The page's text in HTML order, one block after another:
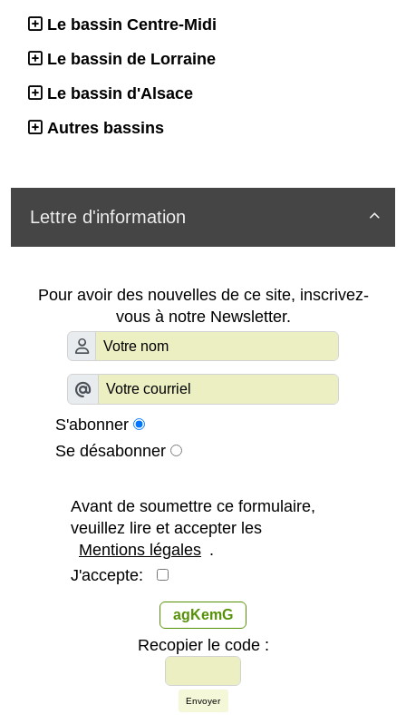
Le bassin Centre-Midi
Le bassin de Lorraine
Le bassin d'Alsace
Autres bassins

Lettre d'information
Pour avoir des nouvelles de ce site, inscrivez-
vous à notre Newsletter.
S'abonner
Se désabonner
Avant de soumettre ce formulaire,
veuillez lire et accepter les
Mentions légales .
J'accepte:
agKemG
Recopier le code :
Envoyer